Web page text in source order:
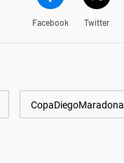
Facebook Twitter
CopaDiegoMaradona